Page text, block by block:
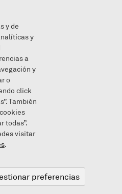
y de
y
a
y
o
click
También
todas”.
visitar
.
preferencias